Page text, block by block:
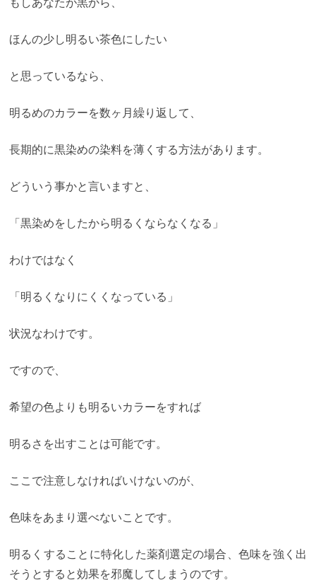
もしあなたが黒から、
ほんの少し明るい茶色にしたい
と思っているなら、
明るめのカラーを数ヶ月繰り返して、
長期的に黒染めの染料を薄くする方法があります。
どういう事かと言いますと、
「黒染めをしたから明るくならなくなる」
わけではなく
「明るくなりにくくなっている」
状況なわけです。
ですので、
希望の色よりも明るいカラーをすれば
明るさを出すことは可能です。
ここで注意しなければいけないのが、
色味をあまり選べないことです。
明るくすることに特化した薬剤選定の場合、色味を強く出
そうとすると効果を邪魔してしまうのです。